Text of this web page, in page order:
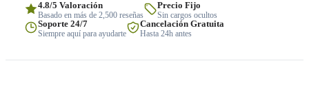
4.8/5 Valoración
Basado en más de 2,500 reseñas
Precio Fijo
Sin cargos ocultos
Soporte 24/7
Siempre aquí para ayudarte
Cancelación Gratuita
Hasta 24h antes